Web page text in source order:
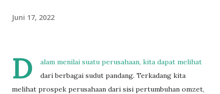
Juni 17, 2022
D
alam menilai suatu perusahaan, kita dapat melihat
dari berbagai sudut pandang. Terkadang kita
melihat prospek perusahaan dari sisi pertumbuhan omzet,